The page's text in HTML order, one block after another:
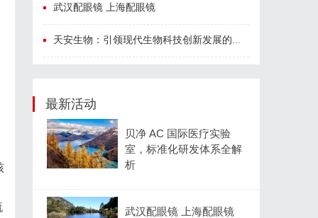
武汉配眼镜 上海配眼镜
天安生物：引领现代生物科技创新发展的先锋企业
最新活动
贝净 AC 国际医疗实验
室，标准化研发体系全解
析
武汉配眼镜 上海配眼镜